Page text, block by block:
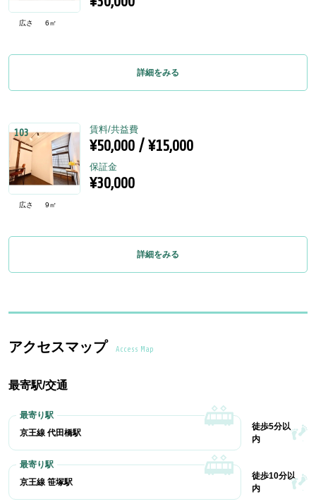
広さ 6㎡
詳細をみる
103
広さ 9㎡
賃料/共益費
¥50,000 / ¥15,000
保証金
¥30,000
詳細をみる
アクセスマップ Access Map
最寄駅/交通
京王線 代田橋駅
徒歩5分以
内
京王線 笹塚駅
徒歩10分以
内